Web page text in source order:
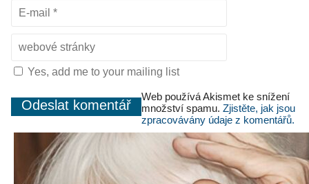
Yes, add me to your mailing list
Web používá Akismet ke snížení
množství spamu. Zjistěte, jak jsou
zpracovávány údaje z komentářů.